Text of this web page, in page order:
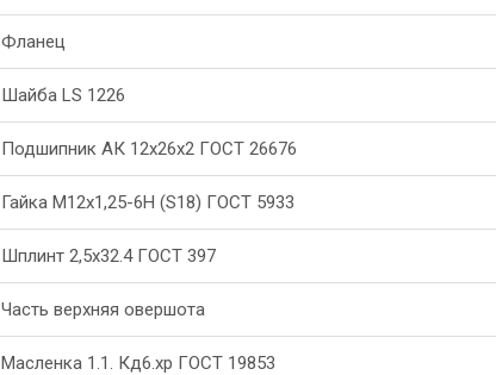
Фланец
Шайба LS 1226
Подшипник АК 12х26х2 ГОСТ 26676
Гайка М12х1,25-6Н (S18) ГОСТ 5933
Шплинт 2,5х32.4 ГОСТ 397
Часть верхняя овершота
Масленка 1.1. Кд6.хр ГОСТ 19853